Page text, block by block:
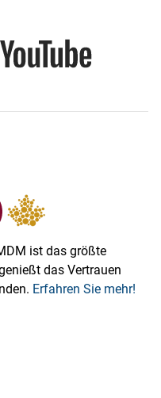
ist das größte
das Vertrauen
Erfahren Sie mehr!